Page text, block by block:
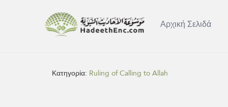
Αρχική Σελιδά
Κατηγορία: Ruling of Calling to Allah